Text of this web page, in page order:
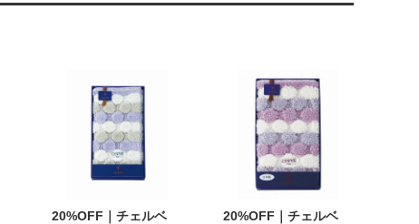
20%OFF｜チェルベ
20%OFF｜チェルベ